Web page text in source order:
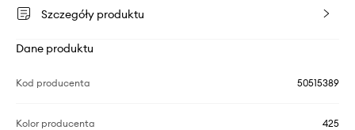
Szczegóły produktu
Dane produktu
Kod producenta 50515389
Kolor producenta 425